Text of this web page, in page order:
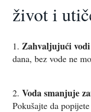
život i
1. Zahvaljujući
dana, bez vode ne
2. Voda smanjuje
Pokušajte da